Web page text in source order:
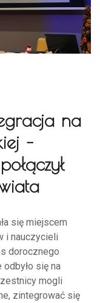
na
–
się miejscem
i nauczycieli
dorocznego
się na
mogli
zintegrować się